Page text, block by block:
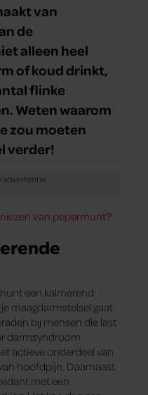
van
de
alleen heel
of koud drinkt,
flinke
Weten waarom
zou moeten
verder!
van pepermunt?’
een kalmerend
maagdarmstelsel gaat.
bij mensen die last
darmsyndroom
actieve onderdeel van
hoofdpijn. Daarnaast
met een